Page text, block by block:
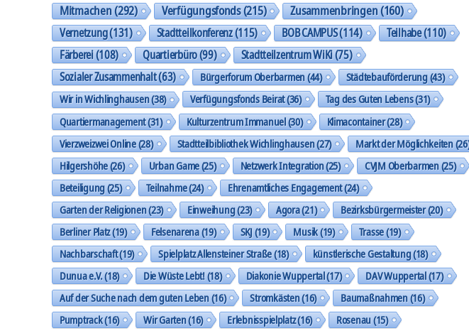
Mitmachen(292) Verfügungsfonds(215) Zusammenbringen(160)
Vernetzung(131) Stadtteilkonferenz(115) BOB CAMPUS(114) Teilhabe(110)
Färberei(108) Quartierbüro(99) Stadtteilzentrum WiKi(75)
Sozialer Zusammenhalt(63) Bürgerforum Oberbarmen(44) Städtebauförderung(43)
Wir in Wichlinghausen(38) Verfügungsfonds Beirat(36) Tag des Guten Lebens(31)
Quartiermanagement(31) Kulturzentrum Immanuel(30) Klimacontainer(28)
Vierzweizwei Online(28) Stadtteilbibliothek Wichlinghausen(27) Markt der Möglichkeiten
Hilgershöhe(26) Urban Game(25) Netzwerk Integration(25) CVJM Oberbarmen(25)
Beteiligung(25) Teilnahme(24) Ehrenamtliches Engagement(24)
Garten der Religionen(23) Einweihung(23) Agora(21) Bezirksbürgermeister(20)
Berliner Platz(19) Felsenarena(19) SKJ(19) Musik(19) Trasse(19)
Nachbarschaft(19) Spielplatz Allensteiner Straße(18) künstlerische Gestaltung(18)
Dunua e.V.(18) Die Wüste Lebt!(18) Diakonie Wuppertal(17) DAV Wuppertal(17)
Auf der Suche nach dem guten Leben(16) Stromkästen(16) Baumaßnahmen(16)
Pumptrack(16) Wir Garten(16) Erlebnisspielplatz(16) Rosenau(15)